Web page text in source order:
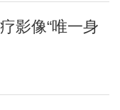
影像“唯一身